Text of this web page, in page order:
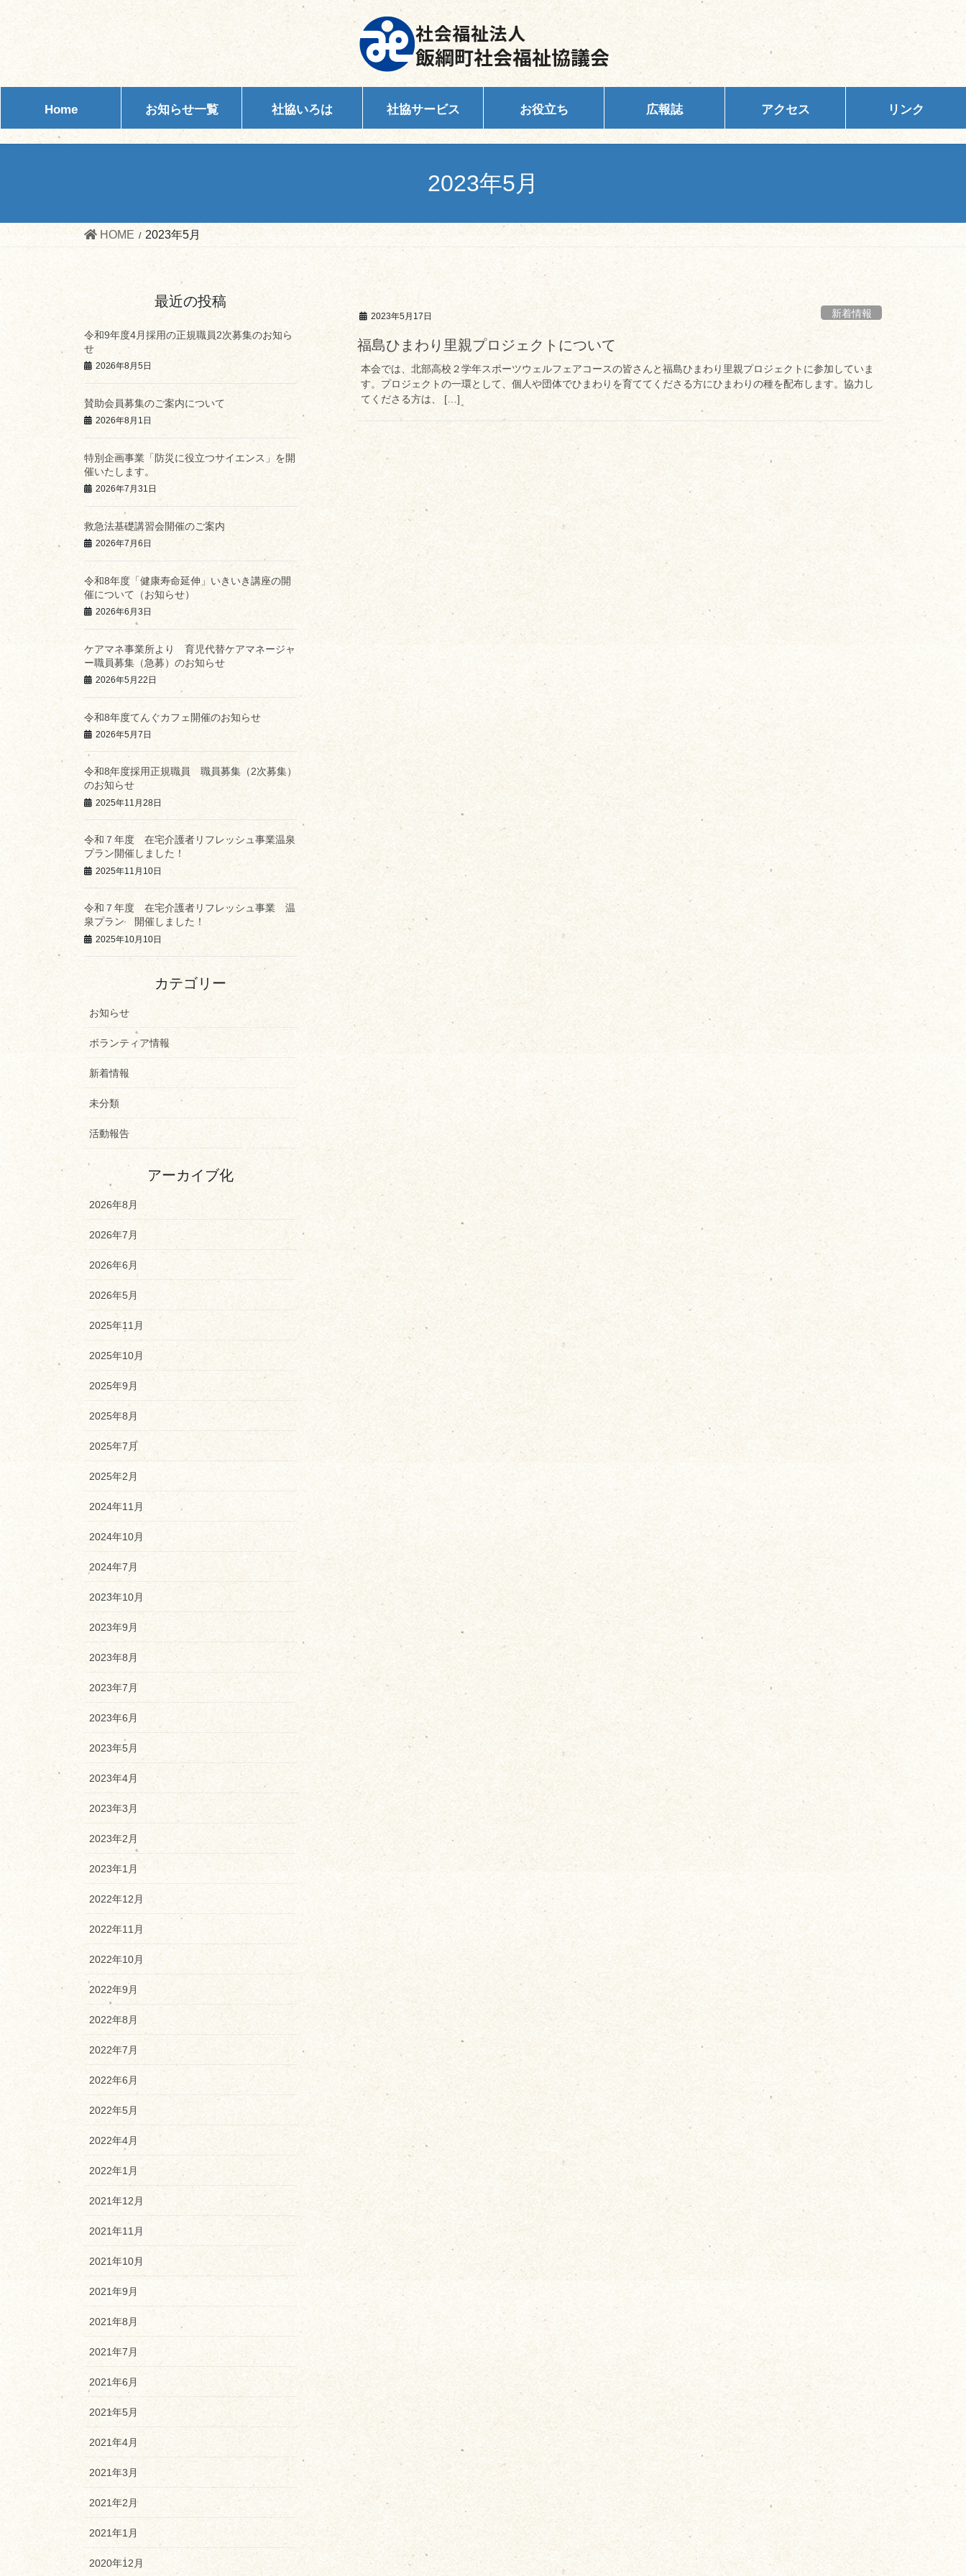
ツ
ス
キ
シ
ン
に
Home お知らせ一覧 社協いろは 社協サービス お役立ち 広報誌 アクセス リンク
2023年5月
HOME 2023年5月
2023年5月17日 新着情報
福島ひまわり里親プロジェクトについて
本会では、北部高校２学年スポーツウェルフェアコースの皆さんと福島ひまわり里親プロジェクトに参加していま
す。プロジェクトの一環として、個人や団体でひまわりを育ててくださる方にひまわりの種を配布します。協力し
てくださる方は、 […]
最近の投稿
令和9年度4月採用の正規職員2次募集のお知ら
せ
2026年8月5日
賛助会員募集のご案内について
2026年8月1日
特別企画事業「防災に役立つサイエンス」を開
催いたします。
2026年7月31日
救急法基礎講習会開催のご案内
2026年7月6日
令和8年度「健康寿命延伸」いきいき講座の開
催について（お知らせ）
2026年6月3日
ケアマネ事業所より 育児代替ケアマネージャ
ー職員募集（急募）のお知らせ
2026年5月22日
令和8年度てんぐカフェ開催のお知らせ
2026年5月7日
令和8年度採用正規職員 職員募集（2次募集）
のお知らせ
2025年11月28日
令和７年度 在宅介護者リフレッシュ事業温泉
プラン開催しました！
2025年11月10日
令和７年度 在宅介護者リフレッシュ事業 温
泉プラン 開催しました！
2025年10月10日
カテゴリー
お知らせ
ボランティア情報
新着情報
未分類
活動報告
アーカイブ化
2026年8月
2026年7月
2026年6月
2026年5月
2025年11月
2025年10月
2025年9月
2025年8月
2025年7月
2025年2月
2024年11月
2024年10月
2024年7月
2023年10月
2023年9月
2023年8月
2023年7月
2023年6月
2023年5月
2023年4月
2023年3月
2023年2月
2023年1月
2022年12月
2022年11月
2022年10月
2022年9月
2022年8月
2022年7月
2022年6月
2022年5月
2022年4月
2022年1月
2021年12月
2021年11月
2021年10月
2021年9月
2021年8月
2021年7月
2021年6月
2021年5月
2021年4月
2021年3月
2021年2月
2021年1月
2020年12月